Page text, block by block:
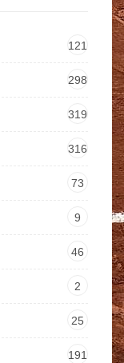
121
298
319
316
73
9
46
2
25
191